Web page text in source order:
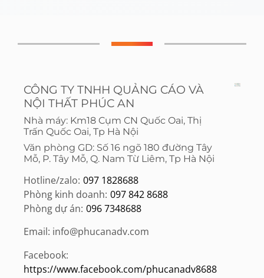
CÔNG TY TNHH QUẢNG CÁO VÀ
NỘI THẤT PHÚC AN
Nhà máy: Km18 Cụm CN Quốc Oai, Thị
Trấn Quốc Oai, Tp Hà Nội
Văn phòng GD: Số 16 ngõ 180 đường Tây
Mỗ, P. Tây Mỗ, Q. Nam Từ Liêm, Tp Hà Nội
Hotline/zalo: 097 1828688
Phòng kinh doanh: 097 842 8688
Phòng dự án: 096 7348688
Email: info@phucanadv.com
Facebook:
HTTPS://WWW.FACEBOOK.COM/PHUCANADV8688